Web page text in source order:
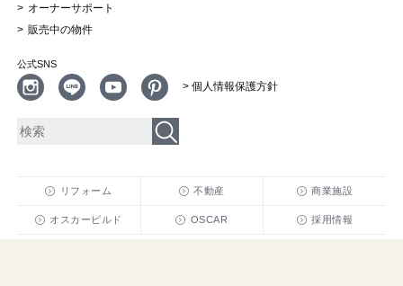
オーナーサポート
販売中の物件
公式SNS
> 個人情報保護方針
リフォーム 不動産 商業施設
オスカービルド OSCAR 採用情報